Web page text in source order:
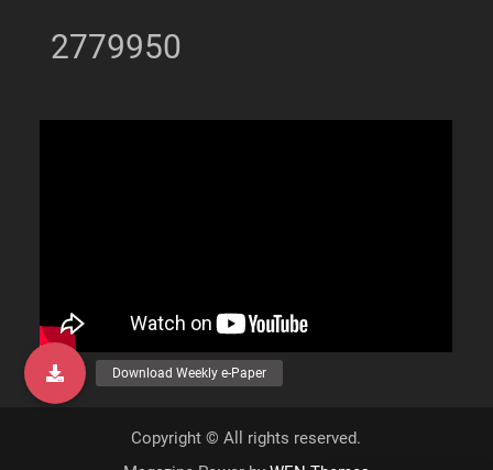
2779950
Copyright © All rights reserved.